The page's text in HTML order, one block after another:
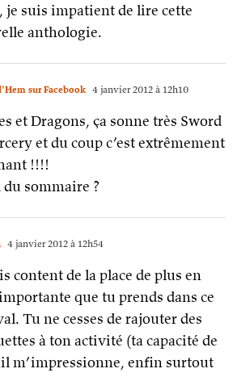
je suis impatient de lire cette
anthologie.
sur Facebook 4 janvier 2012 à 12h10
et Dragons, ça sonne très Sword
et du coup c’est extrêmement
!!!!
sommaire ?
4 janvier 2012 à 12h54
content de la place de plus en
que tu prends dans ce
Tu ne cesses de rajouter des
à ton activité (ta capacité de
m’impressionne, enfin surtout